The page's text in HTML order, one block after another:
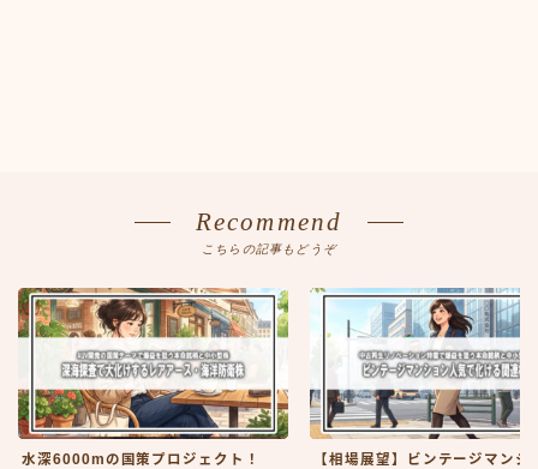
Recommend
こちらの記事もどうぞ
水深6000mの国策プロジェクト！ 【相場展望】ビンテージマンシ